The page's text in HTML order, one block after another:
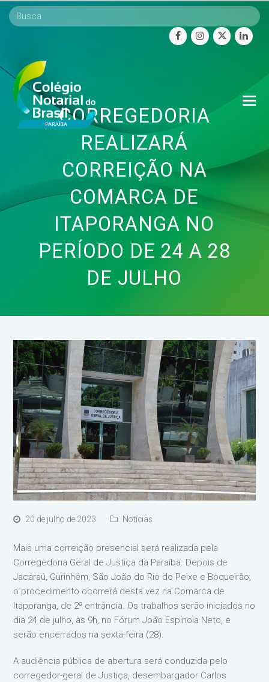
facebookinstagram
twitter
CORREGEDORIA
REALIZARÁ
CORREIÇÃO NA
COMARCA DE
ITAPORANGA NO
PERÍODO DE 24 A 28
DE JULHO
20 de julho de 2023 Notícias
Mais uma correição presencial será realizada pela
Corregedoria Geral de Justiça da Paraíba. Depois de
Jacaraú, Gurinhém, São João do Rio do Peixe e Boqueirão,
o procedimento ocorrerá desta vez na Comarca de
Itaporanga, de 2ª entrância. Os trabalhos serão iniciados no
dia 24 de julho, às 9h, no Fórum João Espínola Neto, e
serão encerrados na sexta-feira (28).
A audiência pública de abertura será conduzida pelo
corregedor-geral de Justiça, desembargador Carlos